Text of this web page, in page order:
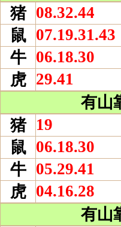
猪 08.32.44
鼠 07.19.31.43
牛 06.18.30
虎 29.41
有山
猪
19
鼠 06.18.30
牛 05.29.41
虎 04.16.28
有山